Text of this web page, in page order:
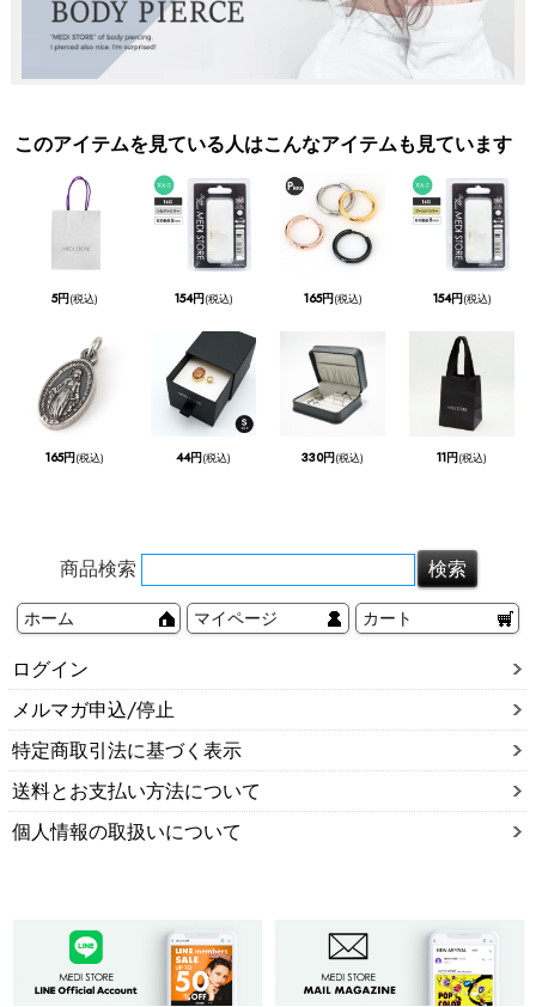
このアイテムを見ている人はこんなアイテムも見ています
5円(税込) 154円(税込) 165円(税込) 154円(税込)
165円(税込) 44円(税込) 330円(税込) 11円(税込)
商品検索
ホーム マイページ カート
ログイン
メルマガ申込/停止
特定商取引法に基づく表示
送料とお支払い方法について
個人情報の取扱いについて